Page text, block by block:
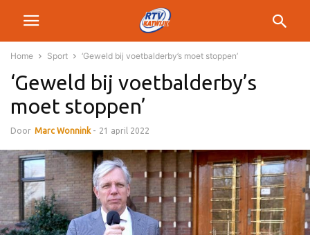
Home Sport ‘Geweld bij voetbalderby’s moet stoppen’
‘Geweld bij voetbalderby’s
moet stoppen’
Door Marc Wonnink - 21 april 2022